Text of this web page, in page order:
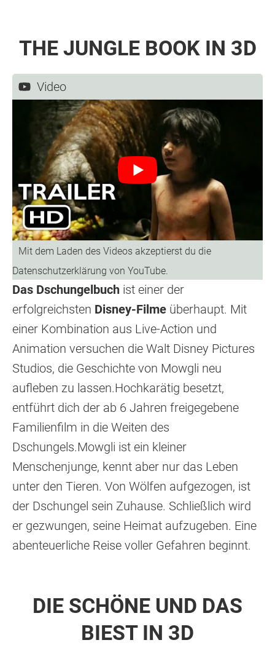
THE JUNGLE BOOK IN 3D
Video
Das Dschungelbuch ist einer der
erfolgreichsten Disney-Filme überhaupt. Mit
einer Kombination aus Live-Action und
Animation versuchen die Walt Disney Pictures
Studios, die Geschichte von Mowgli neu
aufleben zu lassen.Hochkarätig besetzt,
entführt dich der ab 6 Jahren freigegebene
Familienfilm in die Weiten des
Dschungels.Mowgli ist ein kleiner
Menschenjunge, kennt aber nur das Leben
unter den Tieren. Von Wölfen aufgezogen, ist
der Dschungel sein Zuhause. Schließlich wird
er gezwungen, seine Heimat aufzugeben. Eine
abenteuerliche Reise voller Gefahren beginnt.
DIE SCHÖNE UND DAS
BIEST IN 3D